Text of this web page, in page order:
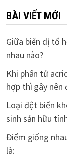
BÀI VIẾT MỚI
Giữa biến dị tổ
nhau nào?
Khi phân tử
hợp thì gây nên
Loại đột biến
sinh sản hữu
Điểm giống
là: